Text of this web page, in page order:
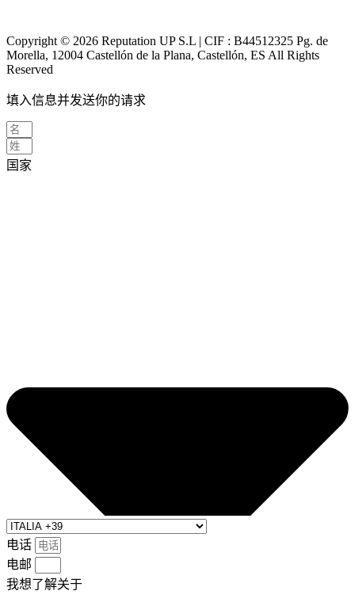
Copyright © 2026 Reputation UP S.L | CIF : B44512325 Pg. de
Morella, 12004 Castellón de la Plana, Castellón, ES All Rights
Reserved
填入信息并发送你的请求
国家
电话
电邮
我想了解关于